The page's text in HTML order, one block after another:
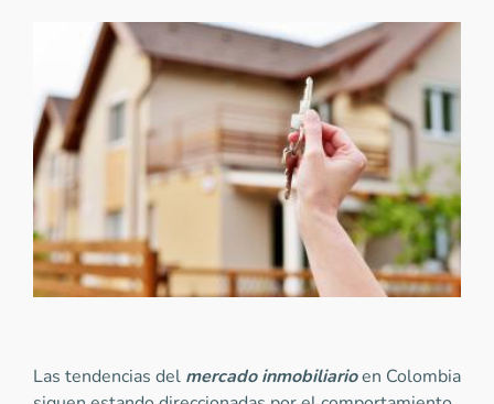
Sector construcción - 2023-05-23
Las tendencias del mercado inmobiliarioen Colombia